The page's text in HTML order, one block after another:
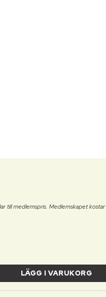
till medlemspris. Medlemskapet kostar
LÄGG I VARUKORG